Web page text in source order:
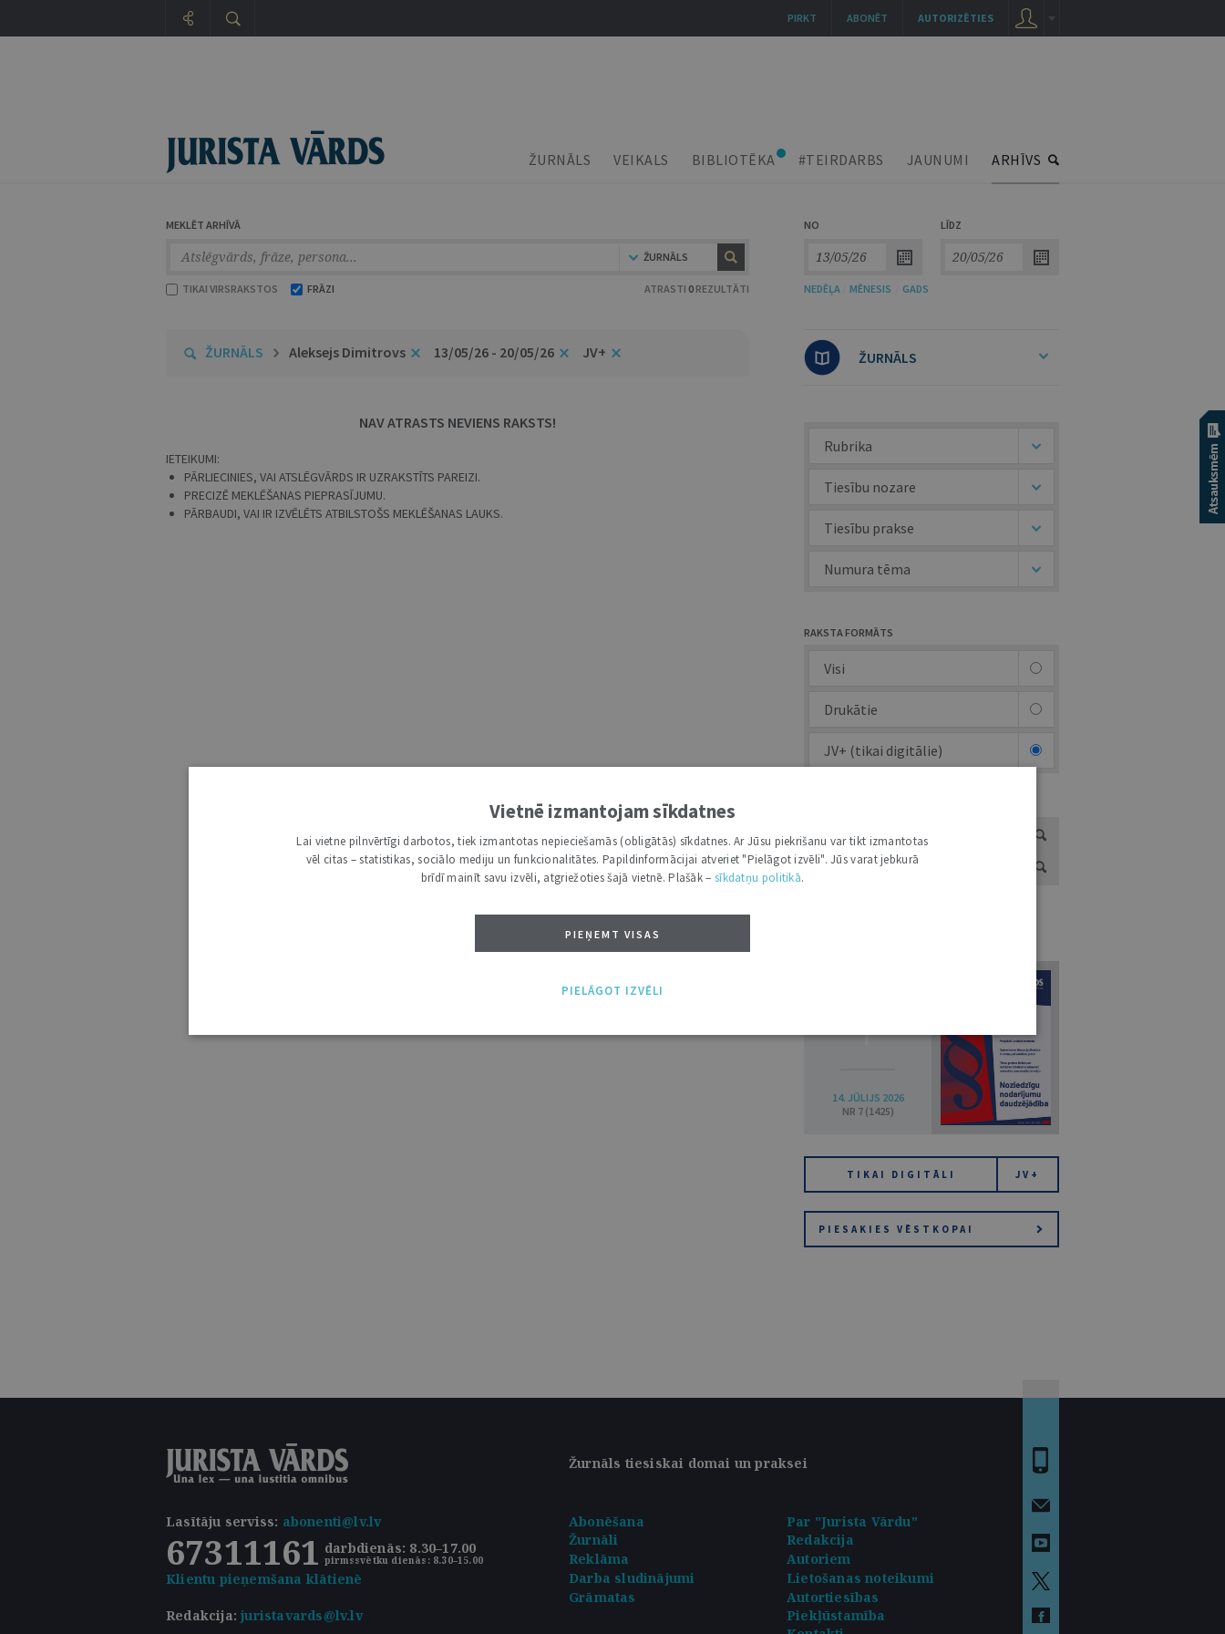
ŽURNĀLS VEIKALS BIBLIOTĒKA #TEIRDARBS JAUNUMI ARHĪVS
MEKLĒT ARHĪVĀ
ŽURNĀLS
TIKAI VIRSRAKSTOS FRĀZI ATRASTI 0 REZULTĀTI
NO LĪDZ
NEDĒĻA MĒNESIS GADS
ŽURNĀLS Aleksejs Dimitrovs 13/05/26 - 20/05/26 JV+
NAV ATRASTS NEVIENS RAKSTS!
IETEIKUMI:
PĀRLIECINIES, VAI ATSLĒGVĀRDS IR UZRAKSTĪTS PAREIZI.
PRECIZĒ MEKLĒŠANAS PIEPRASĪJUMU.
PĀRBAUDI, VAI IR IZVĒLĒTS ATBILSTOŠS MEKLĒŠANAS LAUKS.
ŽURNĀLS
Rubrika
Tiesību nozare
Tiesību prakse
Numura tēma
RAKSTA FORMĀTS
Visi
Drukātie
JV+ (tikai digitālie)
7
14. JŪLIJS 2026
NR 7 (1425)
TIKAI DIGITĀLI JV+
PIESAKIES VĒSTKOPAI
Žurnāls tiesiskai domai un praksei
Lasītāju serviss: abonenti@lv.lv
67311161 darbdienās: 8.30–17.00
pirmssvētku dienās: 8.30–15.00
Klientu pieņemšana klātienē
Abonēšana
Par "Jurista Vārdu"
Žurnāli
Redakcija
Reklāma
Autoriem
Darba sludinājumi
Lietošanas noteikumi
Redakcija:juristavards@lv.lv
Grāmatas
Autortiesības
Piekļūstamība
AUTORIZĒTIES
ABONĒT
PIRKT
Vietnē izmantojam sīkdatnes
Lai vietne pilnvērtīgi darbotos, tiek izmantotas nepieciešamās (obligātās) sīkdatnes. Ar Jūsu piekrišanu var tikt izmantotas
vēl citas – statistikas, sociālo mediju un funkcionalitātes. Papildinformācijai atveriet "Pielāgot izvēli". Jūs varat jebkurā
brīdī mainīt savu izvēli, atgriežoties šajā vietnē. Plašāk – sīkdatņu politikā.
PIEŅEMT VISAS
PIELĀGOT IZVĒLI